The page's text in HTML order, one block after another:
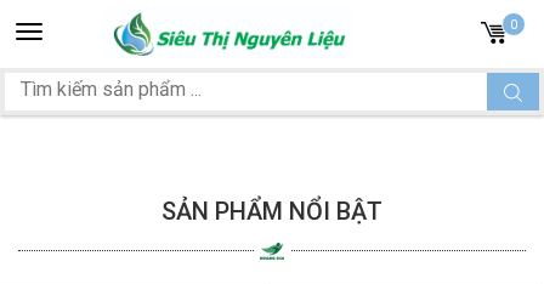
Toggle
navigation
0
SẢN PHẨM NỔI BẬT